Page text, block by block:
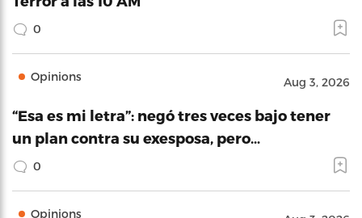
0
Opinions Aug 3, 2026
“Esa es mi letra”: negó tres veces bajo tener
un plan contra su exesposa, pero…
0
Opinions